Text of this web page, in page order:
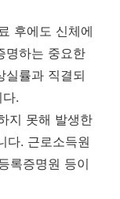
후에도 신체에
명하는 중요한
실률과 직결되
.
지 못해 발생한
다. 근로소득원
록증명원 등이